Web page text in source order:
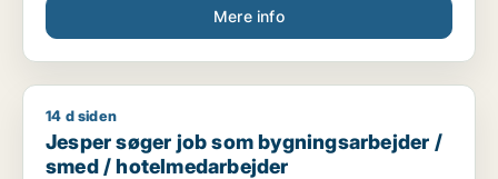
Mere info
Jesper søger job som bygningsarbejder / smed /
14 d siden
Jesper søger job som bygningsarbejder /
smed / hotelmedarbejder